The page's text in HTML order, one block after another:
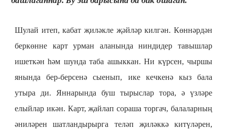
Шулай итеп, кабат җиләкле җәйләр килгән. Көннәрдән
беркөнне карт урман аланында ниндидер тавышлар
ишеткән һәм шунда таба ашыккан. Ни күрсен, чыршы
янында бер-берсенә сыенып, ике кечкенә кыз бала
утыра ди. Яннарында буш тырыслар тора, ә үзләре
елыйлар икән. Карт, җайлап сораша торгач, балаларның
әниләрен шатландырырга теләп җиләккә китүләрен,